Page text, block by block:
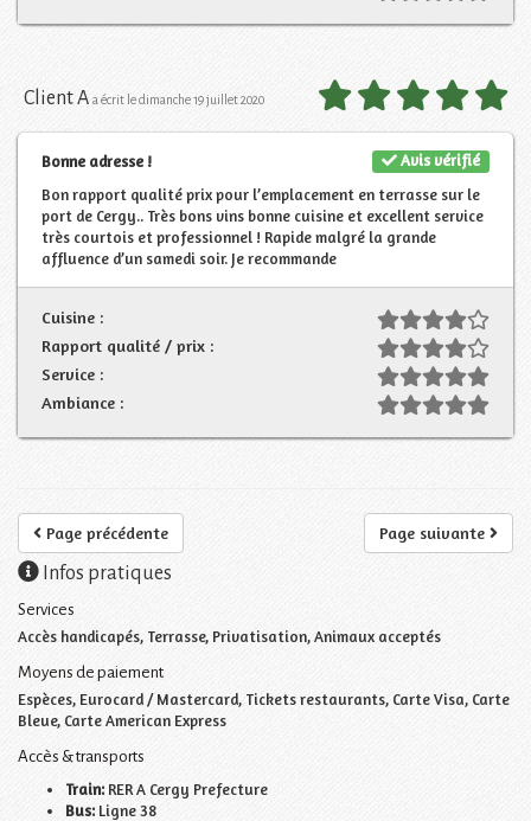
Client A a écrit le dimanche 19 juillet 2020
Avis vérifié
Bonne adresse !
Bon rapport qualité prix pour l’emplacement en terrasse sur le
port de Cergy.. Très bons vins bonne cuisine et excellent service
très courtois et professionnel ! Rapide malgré la grande
affluence d’un samedi soir. Je recommande
Cuisine :
Rapport qualité / prix :
Service :
Ambiance :
Page suivante
Page précédente
Infos pratiques
Services
Accès handicapés, Terrasse, Privatisation, Animaux acceptés
Moyens de paiement
Espèces, Eurocard / Mastercard, Tickets restaurants, Carte Visa, Carte
Bleue, Carte American Express
Accès & transports
Train: RER A Cergy Prefecture
Bus: Ligne 38